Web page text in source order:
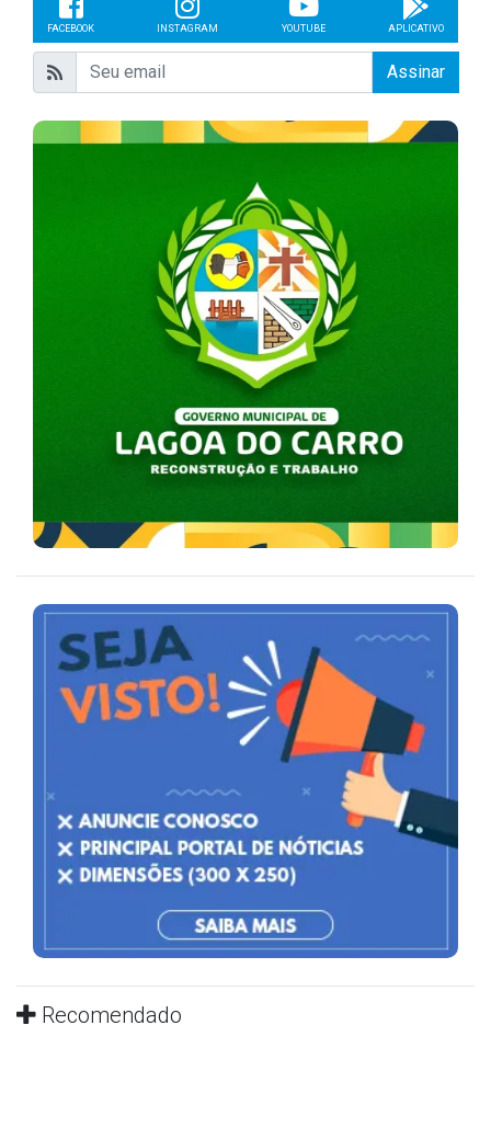
FACEBOOK INSTAGRAM YOUTUBE APLICATIVO
Assinar
Recomendado